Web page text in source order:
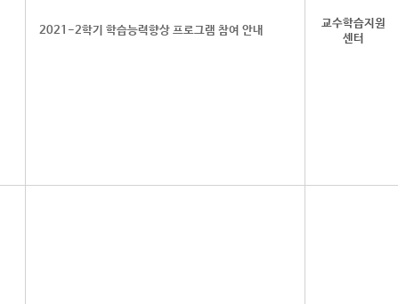
2021-2학기 학습능력향상 프로그램 참여 안내
교수학습지원
센터